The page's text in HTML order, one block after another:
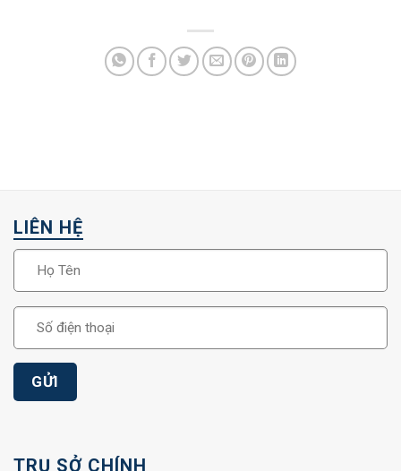
LIÊN HỆ
TRỤ SỞ CHÍNH